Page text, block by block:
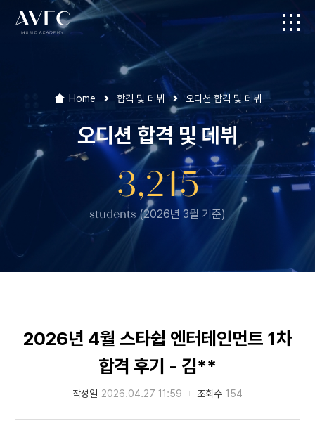
Home 합격 및 데뷔 오디션 합격 및 데뷔
오디션 합격 및 데뷔
3,215
students (2026년 3월 기준)
2026년 4월 스타쉽 엔터테인먼트 1차
합격 후기 - 김**
작성일 2026.04.27 11:59 조회수 154